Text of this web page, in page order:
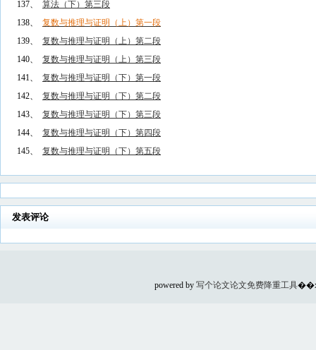
137、 算法（下）第三段
138、 复数与推理与证明（上）第一段
139、 复数与推理与证明（上）第二段
140、 复数与推理与证明（上）第三段
141、 复数与推理与证明（下）第一段
142、 复数与推理与证明（下）第二段
143、 复数与推理与证明（下）第三段
144、 复数与推理与证明（下）第四段
145、 复数与推理与证明（下）第五段
发表评论
powered by 写个论文论文免费降重工具